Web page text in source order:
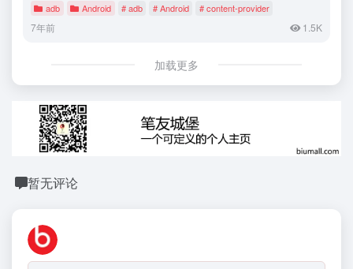
adb Android # adb # Android # content-provider
7年前 1.5K
加载更多
暂无评论